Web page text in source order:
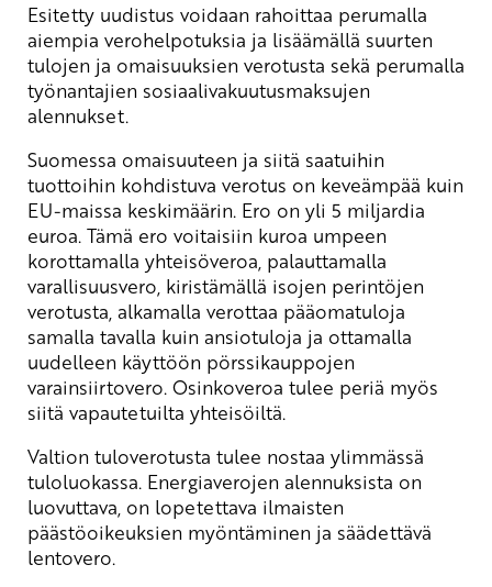
Esitetty uudistus voidaan rahoittaa perumalla
aiempia verohelpotuksia ja lisäämällä suurten
tulojen ja omaisuuksien verotusta sekä perumalla
työnantajien sosiaalivakuutusmaksujen
alennukset.
Suomessa omaisuuteen ja siitä saatuihin
tuottoihin kohdistuva verotus on keveämpää kuin
EU-maissa keskimäärin. Ero on yli 5 miljardia
euroa. Tämä ero voitaisiin kuroa umpeen
korottamalla yhteisöveroa, palauttamalla
varallisuusvero, kiristämällä isojen perintöjen
verotusta, alkamalla verottaa pääomatuloja
samalla tavalla kuin ansiotuloja ja ottamalla
uudelleen käyttöön pörssikauppojen
varainsiirtovero. Osinkoveroa tulee periä myös
siitä vapautetuilta yhteisöiltä.
Valtion tuloverotusta tulee nostaa ylimmässä
tuloluokassa. Energiaverojen alennuksista on
luovuttava, on lopetettava ilmaisten
päästöoikeuksien myöntäminen ja säädettävä
lentovero.